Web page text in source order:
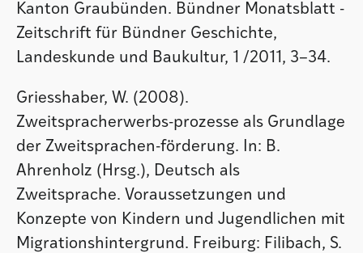
Kanton Graubünden. Bündner Monatsblatt -
Zeitschrift für Bündner Geschichte,
Landeskunde und Baukultur, 1 /2011, 3–34.
Griesshaber, W. (2008).
Zweitspracherwerbs-prozesse als Grundlage
der Zweitsprachen-förderung. In: B.
Ahrenholz (Hrsg.), Deutsch als
Zweitsprache. Voraussetzungen und
Konzepte von Kindern und Jugendlichen mit
Migrationshintergrund. Freiburg: Filibach, S.